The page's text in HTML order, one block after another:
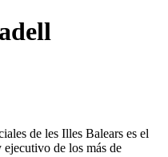
de les Illes Balears es el
de los más de